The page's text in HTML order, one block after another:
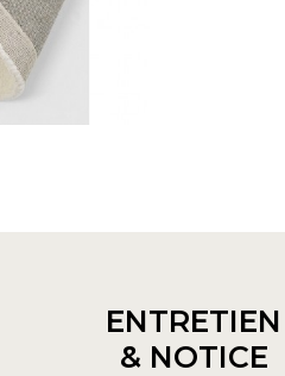
ENTRETIEN
& NOTICE